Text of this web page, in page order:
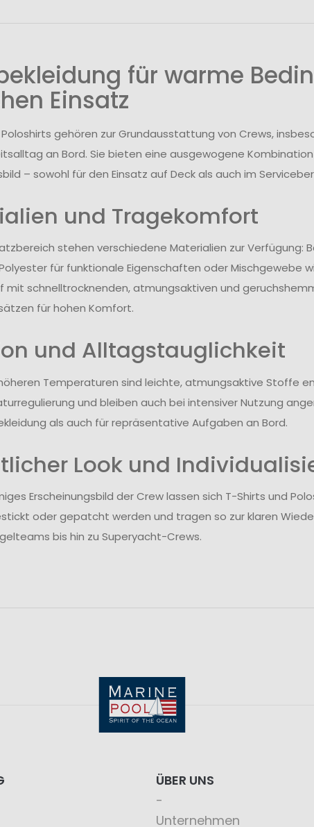
für warme
Einsatz
gehören zur Grundausstattung von Crews,
an Bord. Sie bieten eine ausgewogene
– sowohl für den Einsatz auf Deck als auch im
und Tragekomfort
stehen verschiedene Materialien zur Verfügung:
für funktionale Eigenschaften oder Mischgewebe
mit schnelltrocknenden, atmungsaktiven und
für hohen Komfort.
und Alltagstauglichkeit
Temperaturen sind leichte, atmungsaktive Stoffe
und bleiben auch bei intensiver Nutzung
als auch für repräsentative Aufgaben an Bord.
Look und
Erscheinungsbild der Crew lassen sich T-Shirts und
oder gepatcht werden und tragen so zur klaren
bis hin zu Superyacht-Crews.
ÜBER UNS
Unternehmen